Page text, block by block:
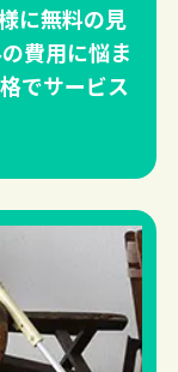
に無料の見
費用に悩ま
でサービス